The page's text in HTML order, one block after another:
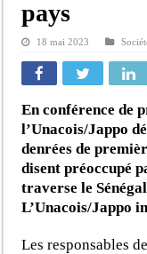
pays
18 mai 2023
En conférence de
l’Unacois/Jappo
denrées de
disent préoccupé
traverse le
L’Unacois/Jappo
Les responsables